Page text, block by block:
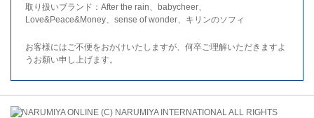
取り扱いブランド：After the rain、babycheer、
Love&Peace&Money、sense of wonder、キリンのソフィ
お客様にはご不便をおかけいたしますが、何卒ご理解いただきますよ
うお願い申し上げます。